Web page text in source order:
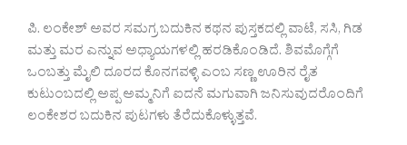
ಪಿ. ಲಂಕೇಶ್ ಅವರ ಸಮಗ್ರ ಬದುಕಿನ ಕಥನ ಪುಸ್ತಕದಲ್ಲಿ ವಾಟೆ, ಸಸಿ, ಗಿಡ
ಮತ್ತು ಮರ ಎನ್ನುವ ಅಧ್ಯಾಯಗಳಲ್ಲಿ ಹರಡಿಕೊಂಡಿದೆ. ಶಿವಮೊಗ್ಗೆಗೆ
ಒಂಬತ್ತು ಮೈಲಿ ದೂರದ ಕೊನಗವಳ್ಳಿ ಎಂಬ ಸಣ್ಣ ಊರಿನ ರೈತ
ಕುಟುಂಬದಲ್ಲಿ ಅಪ್ಪ ಅಮ್ಮನಿಗೆ ಐದನೆ ಮಗುವಾಗಿ ಜನಿಸುವುದರೊಂದಿಗೆ
ಲಂಕೇಶರ ಬದುಕಿನ ಪುಟಗಳು ತೆರೆದುಕೊಳ್ಳುತ್ತವೆ.